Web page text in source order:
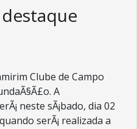
Clube de Campo
A
neste sÃ¡bado, dia 02
serÃ¡ realizada a